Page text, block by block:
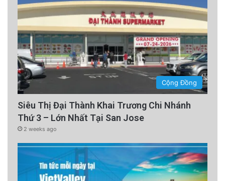
Cộng Đồng
Siêu Thị Đại Thành Khai Trương Chi Nhánh
Thứ 3 – Lớn Nhất Tại San Jose
2 weeks ago